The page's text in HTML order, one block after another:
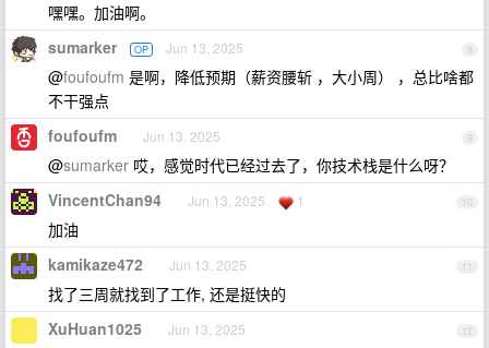
嘿嘿。加油啊。
8
sumarker OP Jun 13, 2025
@foufoufm 是啊，降低预期（薪资腰斩 ，大小周） ，总比啥都
不干强点
9
foufoufm Jun 13, 2025
@sumarker 哎，感觉时代已经过去了，你技术栈是什么呀？
10
VincentChan94 Jun 13, 2025 1
加油
11
kamikaze472 Jun 13, 2025
找了三周就找到了工作, 还是挺快的
12
XuHuan1025 Jun 13, 2025